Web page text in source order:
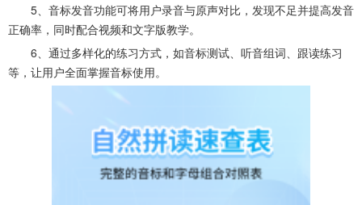
5、音标发音功能可将用户录音与原声对比，发现不足并提高发音
正确率，同时配合视频和文字版教学。
6、通过多样化的练习方式，如音标测试、听音组词、跟读练习
等，让用户全面掌握音标使用。